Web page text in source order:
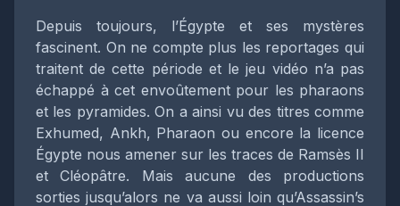
Depuis toujours, l’Égypte et ses mystères
fascinent. On ne compte plus les reportages qui
traitent de cette période et le jeu vidéo n’a pas
échappé à cet envoûtement pour les pharaons
et les pyramides. On a ainsi vu des titres comme
Exhumed, Ankh, Pharaon ou encore la licence
Égypte nous amener sur les traces de Ramsès II
et Cléopâtre. Mais aucune des productions
sorties jusqu’alors ne va aussi loin qu’Assassin’s